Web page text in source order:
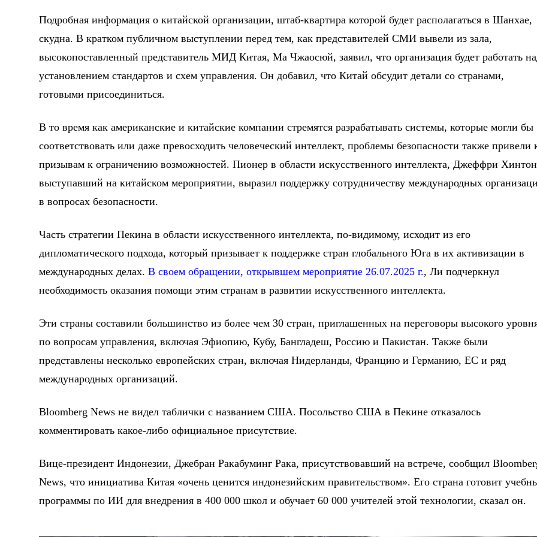
Подробная информация о китайской организации, штаб-квартира которой будет располагаться в Шанхае,
скудна. В кратком публичном выступлении перед тем, как представителей СМИ вывели из зала,
высокопоставленный представитель МИД Китая, Ма Чжаосюй, заявил, что организация будет работать
установлением стандартов и схем управления. Он добавил, что Китай обсудит детали со странами,
готовыми присоединиться.
В то время как американские и китайские компании стремятся разрабатывать системы, которые могли бы
соответствовать или даже превосходить человеческий интеллект, проблемы безопасности также привели
призывам к ограничению возможностей. Пионер в области искусственного интеллекта, Джеффри
выступавший на китайском мероприятии, выразил поддержку сотрудничеству международных
в вопросах безопасности.
Часть стратегии Пекина в области искусственного интеллекта, по-видимому, исходит из его
дипломатического подхода, который призывает к поддержке стран глобального Юга в их активизации в
международных делах.В своем обращении, открывшем мероприятие 26.07.2025 г., Ли подчеркнул
необходимость оказания помощи этим странам в развитии искусственного интеллекта.
Эти страны составили большинство из более чем 30 стран, приглашенных на переговоры высокого
по вопросам управления, включая Эфиопию, Кубу, Бангладеш, Россию и Пакистан. Также были
представлены несколько европейских стран, включая Нидерланды, Францию и Германию, ЕС и ряд
международных организаций.
Bloomberg News не видел таблички с названием США. Посольство США в Пекине отказалось
комментировать какое-либо официальное присутствие.
Вице-президент Индонезии, Джебран Ракабуминг Рака, присутствовавший на встрече, сообщил
News, что инициатива Китая «очень ценится индонезийским правительством». Его страна готовит
программы по ИИ для внедрения в 400 000 школ и обучает 60 000 учителей этой технологии, сказал он.